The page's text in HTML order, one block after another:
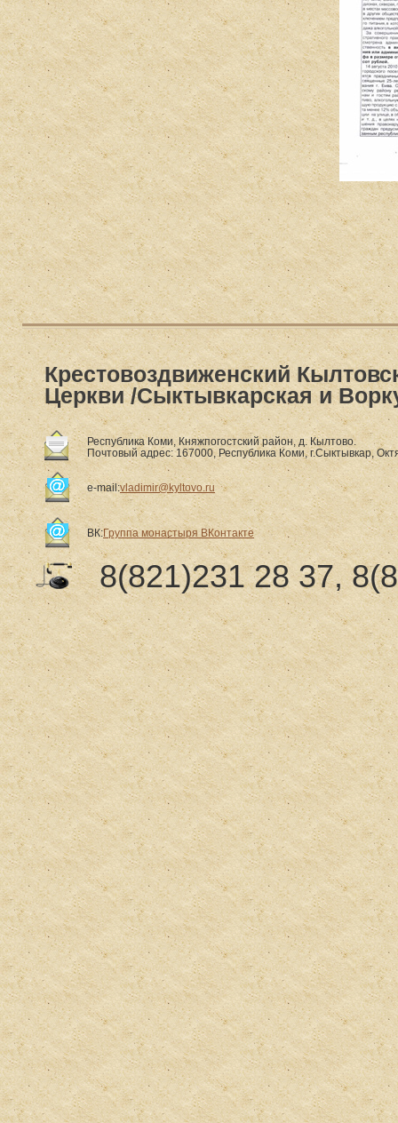
Крестовоздвиженский
Церкви /Сыктывкарская и
Республика Коми, Княжпогостский район, д. Кылтово.
Почтовый адрес: 167000, Республика Коми, г.Сыктывкар,
e-mail:vladimir@kyltovo.ru
ВК:Группа монастыря ВКонтакте
8(821)231 28 37,